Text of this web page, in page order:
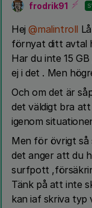
frodrik91
Hej@malintroll
förnyat ditt avtal
Har du inte 15
ej i det . Men
Och om det är
det väldigt bra
igenom
Men för övrigt så
det anger att du
surfpott
Tänk på att inte
kan iaf skriva typ